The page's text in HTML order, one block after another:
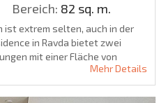
Bereich: 82 sq. m.
ist extrem selten, auch in der
in Ravda bietet zwei
mit einer Fläche von
Mehr Details